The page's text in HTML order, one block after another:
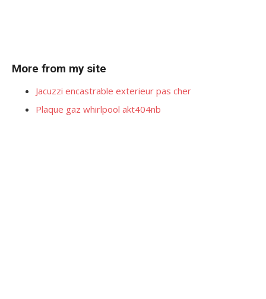
More from my site
Jacuzzi encastrable exterieur pas cher
Plaque gaz whirlpool akt404nb